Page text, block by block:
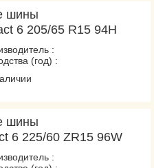
шины
6 205/65 R15 94H
:
(год) :
шины
6 225/60 ZR15 96W
: